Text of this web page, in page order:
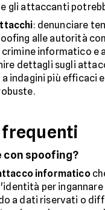
gli attaccanti
: denunciare
alle autorità
informatico e
dettagli sugli
indagini più efficaci
frequenti
con spoofing?
informatico
per
a dati riservati o